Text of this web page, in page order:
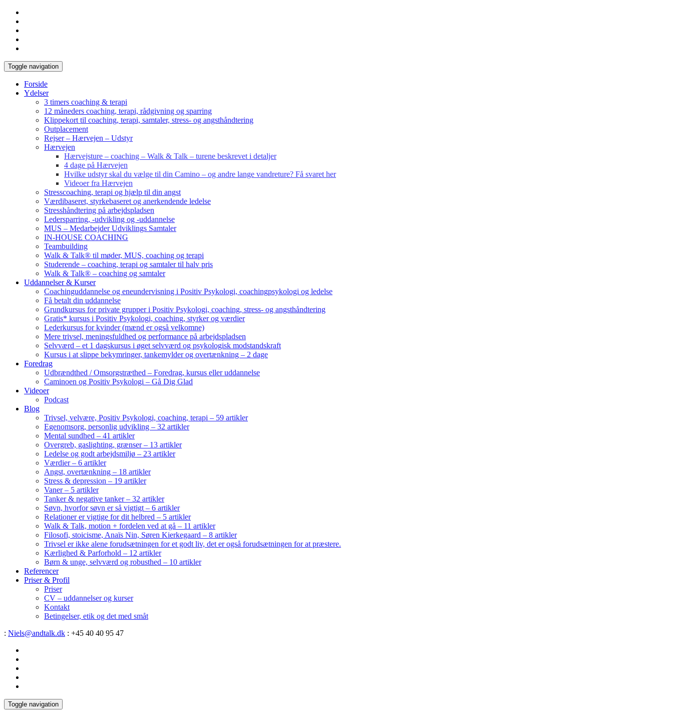
Toggle navigation
Forside
Ydelser
3 timers coaching & terapi
12 måneders coaching, terapi, rådgivning og sparring
Klippekort til coaching, terapi, samtaler, stress- og angsthåndtering
Outplacement
Rejser – Hærvejen – Udstyr
Hærvejen
Hærvejsture – coaching – Walk & Talk – turene beskrevet i detaljer
4 dage på Hærvejen
Hvilke udstyr skal du vælge til din Camino – og andre lange vandreture? Få svaret her
Videoer fra Hærvejen
Stresscoaching, terapi og hjælp til din angst
Værdibaseret, styrkebaseret og anerkendende ledelse
Stresshåndtering på arbejdspladsen
Ledersparring, -udvikling og -uddannelse
MUS – Medarbejder Udviklings Samtaler
IN-HOUSE COACHING
Teambuilding
Walk & Talk® til møder, MUS, coaching og terapi
Studerende – coaching, terapi og samtaler til halv pris
Walk & Talk® – coaching og samtaler
Uddannelser & Kurser
Coachinguddannelse og eneundervisning i Positiv Psykologi, coachingpsykologi og ledelse
Få betalt din uddannelse
Grundkursus for private grupper i Positiv Psykologi, coaching, stress- og angsthåndtering
Gratis* kursus i Positiv Psykologi, coaching, styrker og værdier
Lederkursus for kvinder (mænd er også velkomne)
Mere trivsel, meningsfuldhed og performance på arbejdspladsen
Selvværd – et 1 dagskursus i øget selvværd og psykologisk modstandskraft
Kursus i at slippe bekymringer, tankemylder og overtænkning – 2 dage
Foredrag
Udbrændthed / Omsorgstræthed – Foredrag, kursus eller uddannelse
Caminoen og Positiv Psykologi – Gå Dig Glad
Videoer
Podcast
Blog
Trivsel, velvære, Positiv Psykologi, coaching, terapi – 59 artikler
Egenomsorg, personlig udvikling – 32 artikler
Mental sundhed – 41 artikler
Overgreb, gaslighting, grænser – 13 artikler
Ledelse og godt arbejdsmiljø – 23 artikler
Værdier – 6 artikler
Angst, overtænkning – 18 artikler
Stress & depression – 19 artikler
Vaner – 5 artikler
Tanker & negative tanker – 32 artikler
Søvn, hvorfor søvn er så vigtigt – 6 artikler
Relationer er vigtige for dit helbred – 5 artikler
Walk & Talk, motion + fordelen ved at gå – 11 artikler
Filosofi, stoicisme, Anaïs Nin, Søren Kierkegaard – 8 artikler
Trivsel er ikke alene forudsætningen for et godt liv, det er også forudsætningen for at præstere.
Kærlighed & Parforhold – 12 artikler
Børn & unge, selvværd og robusthed – 10 artikler
Referencer
Priser & Profil
Priser
CV – uddannelser og kurser
Kontakt
Betingelser, etik og det med småt
: Niels@andtalk.dk : +45 40 40 95 47
Toggle navigation